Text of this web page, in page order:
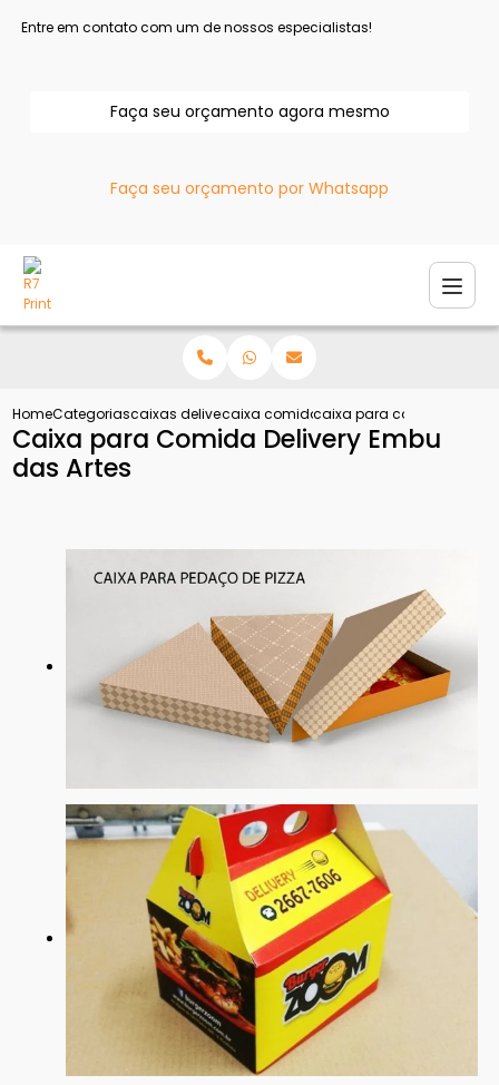
Entre em contato com um de nossos especialistas!
Faça seu orçamento agora mesmo
Faça seu orçamento por Whatsapp
HomeCategoriascaixas deliverycaixa comida deliverycaixa para comida
Caixa para Comida Delivery Embu
das Artes